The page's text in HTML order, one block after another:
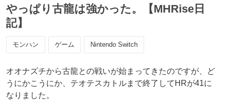
やっぱり古龍は強かった。【MHRise日
記】
モンハン ゲーム Nintendo Switch
オオナズチから古龍との戦いが始まってきたのですが、ど
うにかこうにか、テオテスカトルまで終了してHRが41に
なりました。